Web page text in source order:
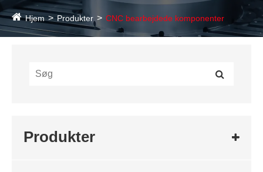
Hjem Produkter CNC bearbejdede komponenter
Produkter